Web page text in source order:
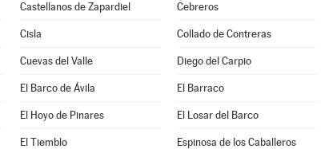
Castellanos de Zapardiel Cebreros
Cisla Collado de Contreras
Cuevas del Valle Diego del Carpio
El Barco de Ávila El Barraco
El Hoyo de Pinares El Losar del Barco
El Tiemblo Espinosa de los Caballeros